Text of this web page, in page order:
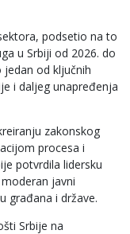
podsetio na to
u Srbiji od 2026. do
jedan od ključnih
i daljeg unapređenja
zakonskog
procesa i
potvrdila lidersku
javni
građana i države.
Srbije na